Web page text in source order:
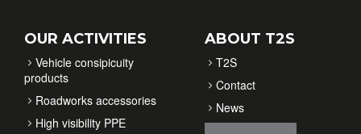
OUR ACTIVITIES
Vehicle consipicuity
products
Roadworks accessories
High visibility PPE
ABOUT T2S
T2S
Contact
News